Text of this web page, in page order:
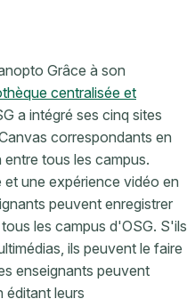
Grâce à son
centralisée et
a intégré ses cinq sites
correspondants en
tous les campus.
une expérience vidéo en
peuvent enregistrer
les campus d'OSG. S'ils
ils peuvent le faire
enseignants peuvent
éditant leurs